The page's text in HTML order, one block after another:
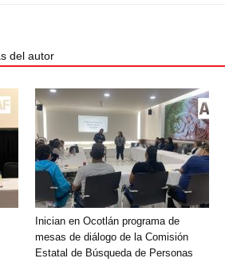
del autor
Inician en Ocotlán programa de
mesas de diálogo de la Comisión
Estatal de Búsqueda de Personas